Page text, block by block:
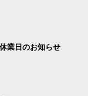
業日のお知らせ